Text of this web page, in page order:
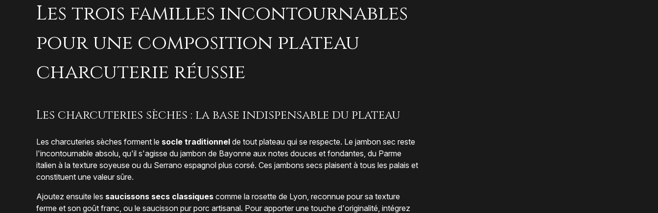
Les trois familles incontournables
pour une composition plateau
charcuterie réussie
Les charcuteries sèches : la base indispensable du plateau
Les charcuteries sèches forment le socle traditionnel de tout plateau qui se respecte. Le jambon sec reste
l'incontournable absolu, qu'il s'agisse du jambon de Bayonne aux notes douces et fondantes, du Parme
italien à la texture soyeuse ou du Serrano espagnol plus corsé. Ces jambons secs plaisent à tous les palais et
constituent une valeur sûre.
Ajoutez ensuite les saucissons secs classiques comme la rosette de Lyon, reconnue pour sa texture
ferme et son goût franc, ou le saucisson pur porc artisanal. Pour apporter une touche d'originalité, intégrez